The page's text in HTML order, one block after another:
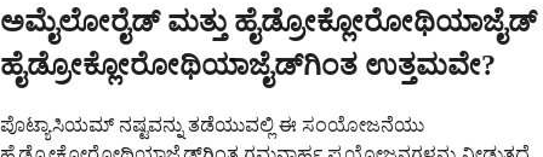
ಅಮೈಲೋರೈಡ್ ಮತ್ತು ಹೈಡ್ರೋಕ್ಲೋರೋಥಿಯಾಜೈಡ್
ಹೈಡ್ರೋಕ್ಲೋರೋಥಿಯಾಜೈಡ್‌ಗಿಂತ ಉತ್ತಮವೇ?
ಪೊಟ್ಯಾಸಿಯಮ್ ನಷ್ಟವನ್ನು ತಡೆಯುವಲ್ಲಿ ಈ ಸಂಯೋಜನೆಯು